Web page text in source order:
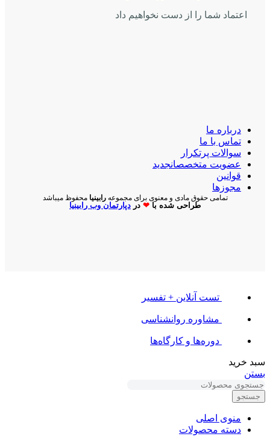
اعتماد شما را از دست نخواهیم داد
درباره ما
تماس با ما
سوالات پرتکرار
عضویت متخصصانجدید
قوانین
مجوزها
تمامی حقوق مادی و معنوی برای مجموعهرابینیا محفوظ میباشد
طراحی شده با ❤ در دپارتمان وب رابینیا​​
تست آنلاین + تفسیر
مشاوره روانشناسی
دوره‌ها و کارگاه‌ها
سبد خرید
بستن
جستجو
منوی اصلی
دسته محصولات